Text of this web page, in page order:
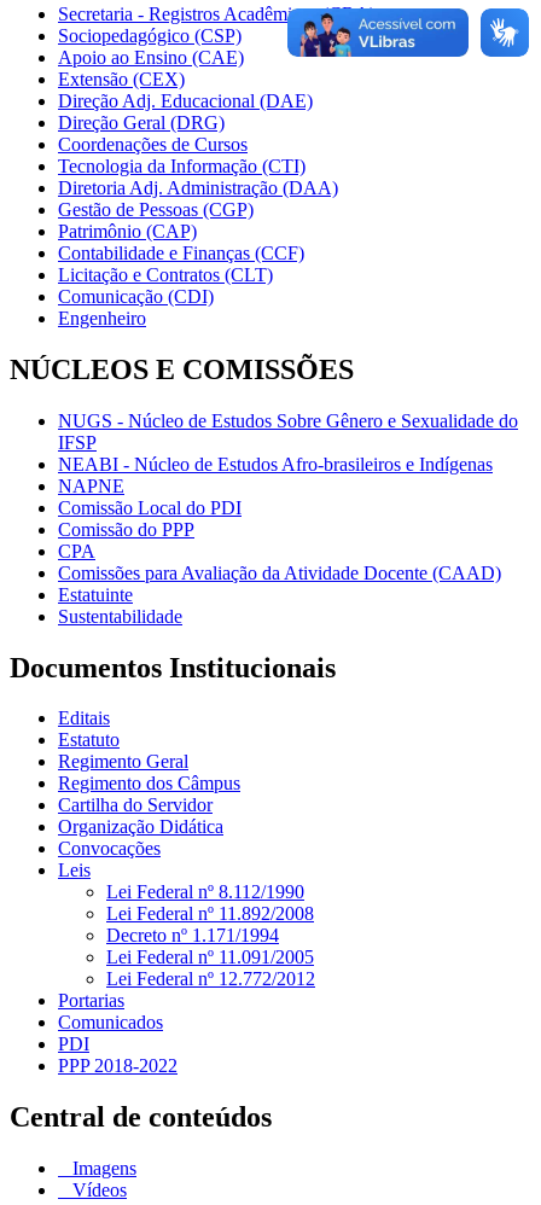
Secretaria - Registros Acadêmicos (CRA)
Sociopedagógico (CSP)
Apoio ao Ensino (CAE)
Extensão (CEX)
Direção Adj. Educacional (DAE)
Direção Geral (DRG)
Coordenações de Cursos
Tecnologia da Informação (CTI)
Diretoria Adj. Administração (DAA)
Gestão de Pessoas (CGP)
Patrimônio (CAP)
Contabilidade e Finanças (CCF)
Licitação e Contratos (CLT)
Comunicação (CDI)
Engenheiro
NÚCLEOS E COMISSÕES
NUGS - Núcleo de Estudos Sobre Gênero e Sexualidade do
IFSP
NEABI - Núcleo de Estudos Afro-brasileiros e Indígenas
NAPNE
Comissão Local do PDI
Comissão do PPP
CPA
Comissões para Avaliação da Atividade Docente (CAAD)
Estatuinte
Sustentabilidade
Documentos Institucionais
Editais
Estatuto
Regimento Geral
Regimento dos Câmpus
Cartilha do Servidor
Organização Didática
Convocações
Leis
Lei Federal nº 8.112/1990
Lei Federal nº 11.892/2008
Decreto nº 1.171/1994
Lei Federal nº 11.091/2005
Lei Federal nº 12.772/2012
Portarias
Comunicados
PDI
PPP 2018-2022
Central de conteúdos
Imagens
Vídeos